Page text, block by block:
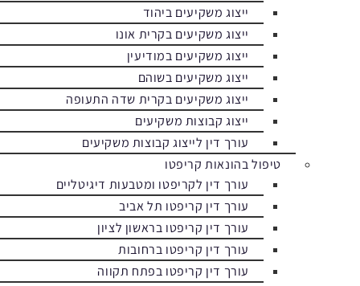
ייצוג משקיעים ביהוד
ייצוג משקיעים בקרית אונו
ייצוג משקיעים במודיעין
ייצוג משקיעים בשוהם
ייצוג משקיעים בקרית שדה התעופה
ייצוג קבוצות משקיעים
עורך דין לייצוג קבוצות משקיעים
טיפול בהונאות קריפטו
עורך דין לקריפטו ומטבעות דיגיטליים
עורך דין קריפטו תל אביב
עורך דין קריפטו בראשון לציון
עורך דין קריפטו ברחובות
עורך דין קריפטו בפתח תקווה